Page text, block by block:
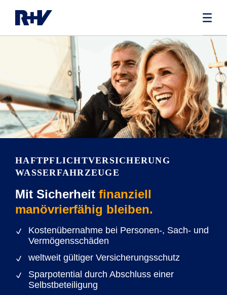
HAFTPFLICHT­VERSICHERUNG
WASSERFAHRZEUGE
Mit Sicherheit finanziell
manövrierfähig bleiben.
Kostenübernahme bei Personen-, Sach- und
Vermögensschäden
weltweit gültiger Versicherungsschutz
Sparpotential durch Abschluss einer
Selbstbeteiligung